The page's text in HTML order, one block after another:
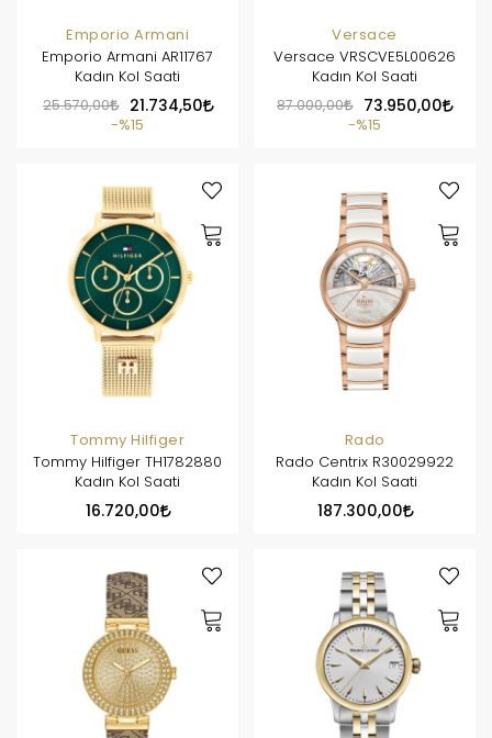
Emporio Armani
Emporio Armani AR11767
Kadın Kol Saati
25.570,00
21.734,50
%15
Versace
Versace VRSCVE5L00626
Kadın Kol Saati
87.000,00
73.950,00
%15
Tommy Hilfiger
Tommy Hilfiger TH1782880
Kadın Kol Saati
16.720,00
Rado
Rado Centrix R30029922
Kadın Kol Saati
187.300,00